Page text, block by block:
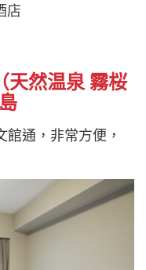
店
天然温泉 霧桜
館通，非常方便，